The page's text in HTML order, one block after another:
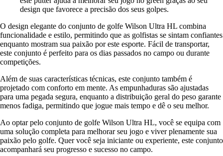
design que favorece a precisão dos seus golpes.
O design elegante do conjunto de golfe Wilson Ultra HL combina
funcionalidade e estilo, permitindo que as golfistas se sintam confiantes
enquanto mostram sua paixão por este esporte. Fácil de transportar,
este conjunto é perfeito para os dias passados no campo ou durante
competições.
Além de suas características técnicas, este conjunto também é
projetado com conforto em mente. As empunhaduras são ajustadas
para uma pegada segura, enquanto a distribuição geral do peso garante
menos fadiga, permitindo que jogue mais tempo e dê o seu melhor.
Ao optar pelo conjunto de golfe Wilson Ultra HL, você se equipa com
uma solução completa para melhorar seu jogo e viver plenamente sua
paixão pelo golfe. Quer você seja iniciante ou experiente, este conjunto
acompanhará seu progresso e sucesso no campo.